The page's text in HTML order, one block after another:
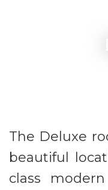
The Deluxe
beautiful
class